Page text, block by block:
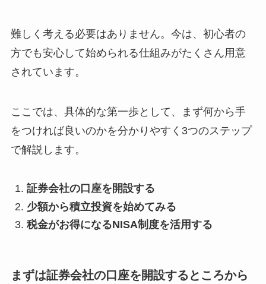
難しく考える必要はありません。今は、初心者の
方でも安心して始められる仕組みがたくさん用意
されています。
ここでは、具体的な第一歩として、まず何から手
をつければ良いのかを分かりやすく3つのステップ
で解説します。
証券会社の口座を開設する
少額から積立投資を始めてみる
税金がお得になるNISA制度を活用する
まずは証券会社の口座を開設するところから